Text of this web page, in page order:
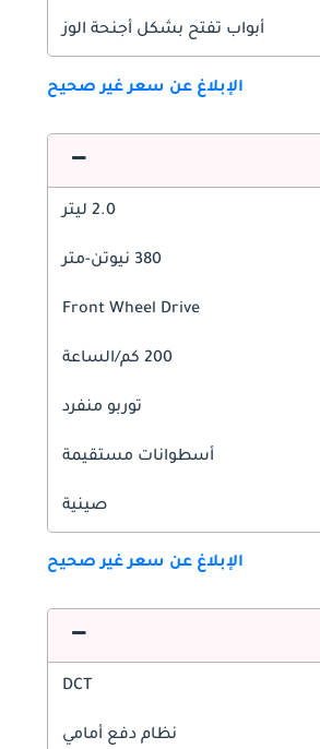
أبواب تفتح بشكل أجنحة الوز
الإبلاغ عن سعر غير صحيح
2.0 ليتر
380 نيوتن-متر
Front Wheel Drive
200 كم/الساعة
توربو منفرد
أسطوانات مستقيمة
صينية
الإبلاغ عن سعر غير صحيح
DCT
نظام دفع أمامي